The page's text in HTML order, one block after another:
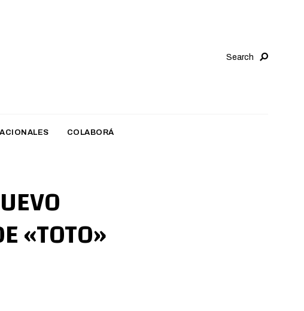
Search
COLABORÁ
«TOTO»